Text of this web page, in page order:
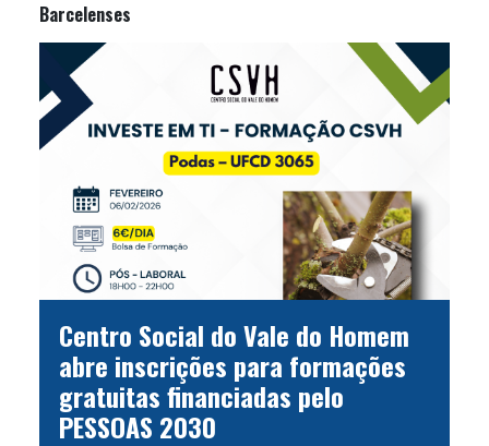
Barcelenses
Centro Social do Vale do Homem
abre inscrições para formações
gratuitas financiadas pelo
PESSOAS 2030